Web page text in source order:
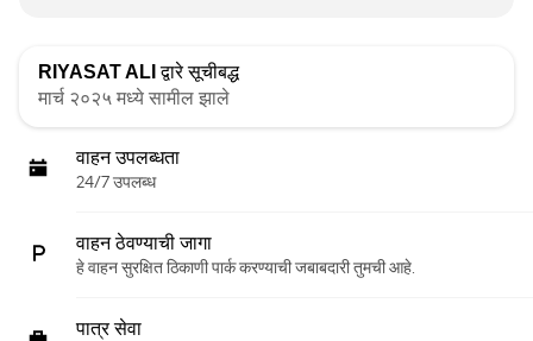
RIYASAT ALI द्वारे सूचीबद्ध
मार्च २०२५ मध्ये सामील झाले
वाहन उपलब्धता
24/7 उपलब्ध
वाहन ठेवण्याची जागा
हे वाहन सुरक्षित ठिकाणी पार्क करण्याची जबाबदारी तुमची आहे.
पात्र सेवा